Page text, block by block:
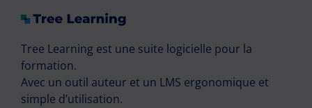
Tree Learning est une suite logicielle pour la
formation.
Avec un outil auteur et un LMS ergonomique et
simple d’utilisation.